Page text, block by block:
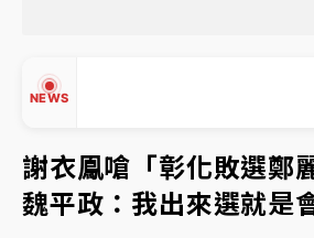
NEWS
《知新聞》揭「運科計畫」人體實
究！遭監委質疑
台股處置新制明天上路 4大鬆綁一
周末精選｜
鎢業董座離奇命喪豪宅
▲
謝衣鳯嗆「彰化敗選鄭
魏平政：我出來選就是